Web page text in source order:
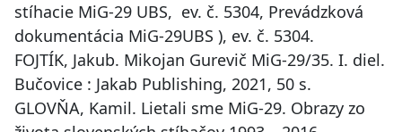
stíhacie MiG-29 UBS, ev. č. 5304, Prevádzková
dokumentácia MiG-29UBS ), ev. č. 5304.
FOJTÍK, Jakub. Mikojan Gurevič MiG-29/35. I. diel.
Bučovice : Jakab Publishing, 2021, 50 s.
GLOVŇA, Kamil. Lietali sme MiG-29. Obrazy zo